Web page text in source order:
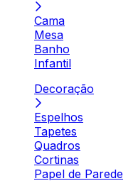
Cama
Mesa
Banho
Infantil
Decoração
Espelhos
Tapetes
Quadros
Cortinas
Papel de Parede